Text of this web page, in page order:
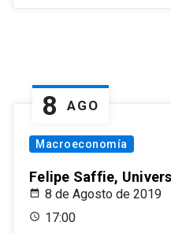
8 AGO
Macroeconomía
Felipe Saffie,
8 de Agosto de 2019
17:00